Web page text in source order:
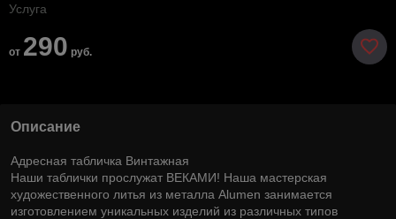
Услуга
от 290 руб.
Описание
Адресная табличка Винтажная
Наши таблички прослужат ВЕКАМИ! Наша мастерская
художественного литья из металла Alumen занимается
изготовлением уникальных изделий из различных типов